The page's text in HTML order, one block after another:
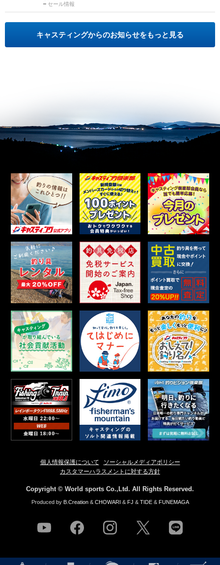
セール情報
キャスティングからのお知らせをもっと見る
個人情報保護について
ソーシャルメディアポリシー
カスタマーハラスメントに対する方針
Copyright © World sports Co.,Ltd. All Rights Reserved.
Produced by B.Creation& CHOWARI & FJ & TIDE& FUNEMAGA
youtube facebook instagram line
NEWS 店舗情報 釣果情報 HOW TO